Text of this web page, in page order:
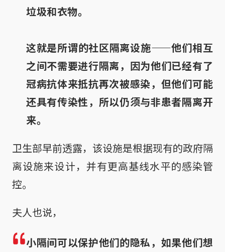
垃圾和衣物。
这就是所谓的社区隔离设施——他们相互
之间不需要进行隔离，因为他们已经有了
冠病抗体来抵抗再次被感染，但他们可能
还具有传染性，所以仍须与非患者隔离开
来。
卫生部早前透露，该设施是根据现有的政府隔
离设施来设计，并有更高基线水平的感染管
控。
夫人也说，
小隔间可以保护他们的隐私，如果他们想